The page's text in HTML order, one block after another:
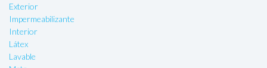
Exterior
Impermeabilizante
Interior
Látex
Lavable